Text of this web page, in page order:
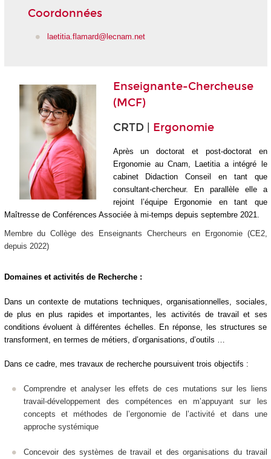
Coordonnées
laetitia.flamard@lecnam.net
Enseignante-Chercheuse
(MCF)
CRTD | Ergonomie
Après un doctorat et post-doctorat en
Ergonomie au Cnam, Laetitia a intégré le
cabinet Didaction Conseil en tant que
consultant-chercheur. En parallèle elle a
rejoint l’équipe Ergonomie en tant que
Maîtresse de Conférences Associée à mi-temps depuis septembre 2021.
Membre du Collège des Enseignants Chercheurs en Ergonomie (CE2,
depuis 2022)
Domaines et activités de Recherche :
Dans un contexte de mutations techniques, organisationnelles, sociales,
de plus en plus rapides et importantes, les activités de travail et ses
conditions évoluent à différentes échelles. En réponse, les structures se
transforment, en termes de métiers, d’organisations, d’outils …
Dans ce cadre, mes travaux de recherche poursuivent trois objectifs :
Comprendre et analyser les effets de ces mutations sur les liens
travail-développement des compétences en m’appuyant sur les
concepts et méthodes de l’ergonomie de l’activité et dans une
approche systémique
Concevoir des systèmes de travail et des organisations du travail